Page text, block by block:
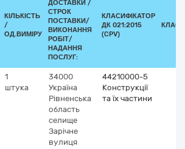
КІЛЬКІСТЬ
/
ОД.ВИМІРУ
ДОСТАВКИ /
СТРОК
ПОСТАВКИ/
ВИКОНАННЯ
РОБІТ/
НАДАННЯ
ПОСЛУГ:
КЛАСИФІКАТОР
ДК 021:2015
(CPV)
1
штука
34000
Україна
Рівненська
область
селище
Зарічне
вулиця
44210000-5
Конструкції
та їх частини